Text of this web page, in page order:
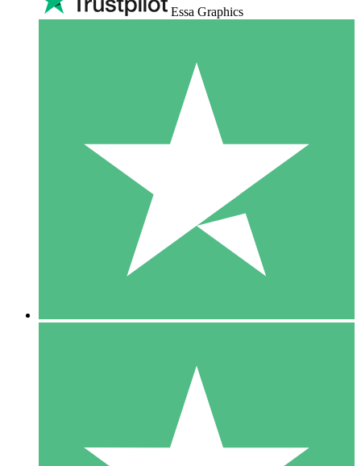
Essa Graphics